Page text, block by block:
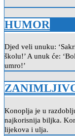
HUMOR
Djed veli unuku:
školu!’ A unuk će:
umro!’
Konoplja je u
najkorisnija biljka.
lijekova i ulja.